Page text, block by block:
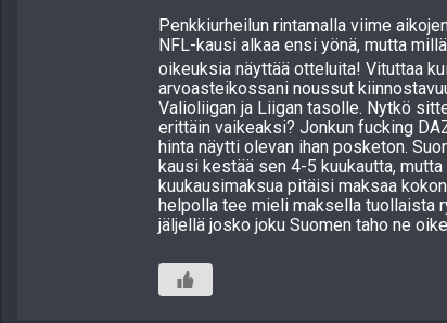
Penkkiurheilun rintamalla viime
NFL-kausi alkaa ensi yönä, mutta
oikeuksia näyttää otteluita! Vituttaa
arvoasteikossani noussut
Valioliigan ja Liigan tasolle. Nytkö
erittäin vaikeaksi? Jonkun fucking
hinta näytti olevan ihan posketon.
kausi kestää sen 4-5 kuukautta,
kuukausimaksua pitäisi maksaa
helpolla tee mieli maksella tuollaista
jäljellä josko joku Suomen taho ne